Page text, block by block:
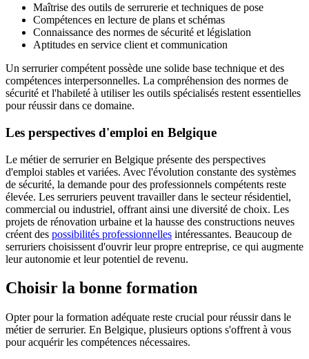
Maîtrise des outils de serrurerie et techniques de pose
Compétences en lecture de plans et schémas
Connaissance des normes de sécurité et législation
Aptitudes en service client et communication
Un serrurier compétent possède une solide base technique et des
compétences interpersonnelles. La compréhension des normes de
sécurité et l'habileté à utiliser les outils spécialisés restent essentielles
pour réussir dans ce domaine.
Les perspectives d'emploi en Belgique
Le métier de serrurier en Belgique présente des perspectives
d'emploi stables et variées. Avec l'évolution constante des systèmes
de sécurité, la demande pour des professionnels compétents reste
élevée. Les serruriers peuvent travailler dans le secteur résidentiel,
commercial ou industriel, offrant ainsi une diversité de choix. Les
projets de rénovation urbaine et la hausse des constructions neuves
créent des possibilités professionnelles intéressantes. Beaucoup de
serruriers choisissent d'ouvrir leur propre entreprise, ce qui augmente
leur autonomie et leur potentiel de revenu.
Choisir la bonne formation
Opter pour la formation adéquate reste crucial pour réussir dans le
métier de serrurier. En Belgique, plusieurs options s'offrent à vous
pour acquérir les compétences nécessaires.